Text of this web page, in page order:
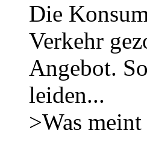
Die
Verkehr
Angebot.
leiden...
>Was